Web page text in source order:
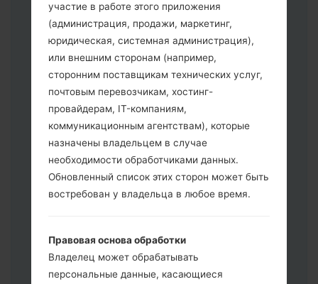
Скачайте на свой ПК:
Далее загрузите и распакуйте файл
прошивки.
Вам необходимо 1 (Выбрать 1 файл
прошивки здесь) или 5 (Выбрать 5
файл прошивки здесь) файлов для
прошивки:
AP: "System & Recovery"
CP: "Modem & Radio"
CSC _ ***: "Country & Region & Operator"
HOME_CSC _ ***: "Country & Region &
Operator"
3.
Если вы хотите прошить телефон и
сбросить к заводским настройкам
участие в работе этого приложения
(администрация, продажи, маркетинг,
юридическая, системная администрация),
или внешним сторонам (например,
сторонним поставщикам технических услуг,
почтовым перевозчикам, хостинг-
провайдерам, IT-компаниям,
коммуникационным агентствам), которые
назначены владельцем в случае
необходимости обработчиками данных.
Обновленный список этих сторон может быть
востребован у владельца в любое время.
Правовая основа обработки
Владелец может обрабатывать
персональные данные, касающиеся